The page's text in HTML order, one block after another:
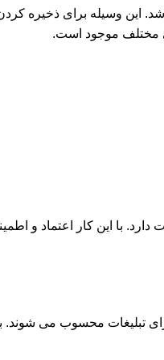
این وسیله برای ذخیره
مختلف موجود است.‌
با این کار اعتماد و
تبلیغات محسوب می شوند.